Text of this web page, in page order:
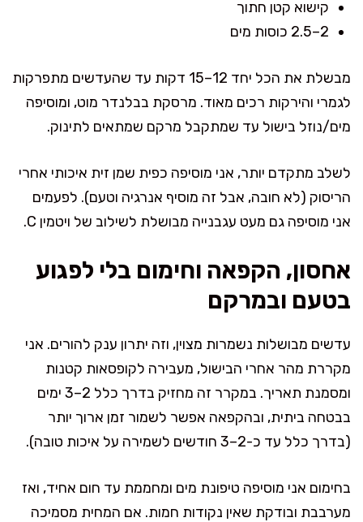
קישוא קטן חתוך
2–2.5 כוסות מים
מבשלת את הכל יחד 12–15 דקות עד שהעדשים מתפרקות
לגמרי והירקות רכים מאוד. מרסקת בבלנדר מוט, ומוסיפה
מים/נוזל בישול עד שמתקבל מרקם שמתאים לתינוק.
לשלב מתקדם יותר, אני מוסיפה כפית שמן זית איכותי אחרי
הריסוק (לא חובה, אבל זה מוסיף אנרגיה וטעם). לפעמים
אני מוסיפה גם מעט עגבנייה מבושלת לשילוב של ויטמין C.
אחסון, הקפאה וחימום בלי לפגוע
בטעם ובמרקם
עדשים מבושלות נשמרות מצוין, וזה יתרון ענק להורים. אני
מקררת מהר אחרי הבישול, מעבירה לקופסאות קטנות
ומסמנת תאריך. במקרר זה מחזיק בדרך כלל 2–3 ימים
בבטחה ביתית, ובהקפאה אפשר לשמור זמן ארוך יותר
(בדרך כלל עד כ-2–3 חודשים לשמירה על איכות טובה).
בחימום אני מוסיפה טיפונת מים ומחממת עד חום אחיד, ואז
מערבבת ובודקת שאין נקודות חמות. אם המחית מסמיכה